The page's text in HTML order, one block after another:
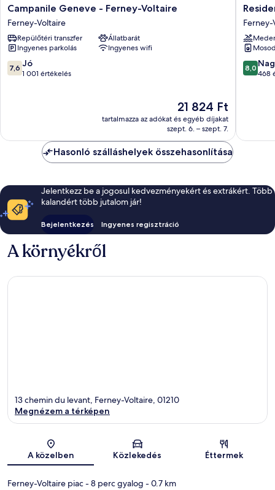
Campanile
Geneve
-
Ferney-
Voltaire
Ferney-
Voltaire
Campanile Geneve - Ferney-Voltaire
Ferney-Voltaire
Repülőtéri transzfer
Állatbarát
Ingyenes parkolás
Ingyenes wifi
7.6
ennyiből:
7,6 Jó
1 001 értékelés
Az
21 824 Ft
21 824 Ft
tartalmazza az adókat és egyéb díjakat
szept. 6. – szept. 7.
La
Reserve
Ferney-
Voltaire
8.0
8,0
468
Hasonló szálláshelyek összehasonlítása
Jelentkezz be a jogosul kedvezményekért és extrákért. Több
kalandért több jutalom jár!
Bejelentkezés Ingyenes regisztráció
A környékről
Térkép
13 chemin du levant, Ferney-Voltaire, 01210
Megnézem a térképen
A közelben Közlekedés Éttermek
Ferney-Voltaire piac- 8 perc gyalog - 0.7 km